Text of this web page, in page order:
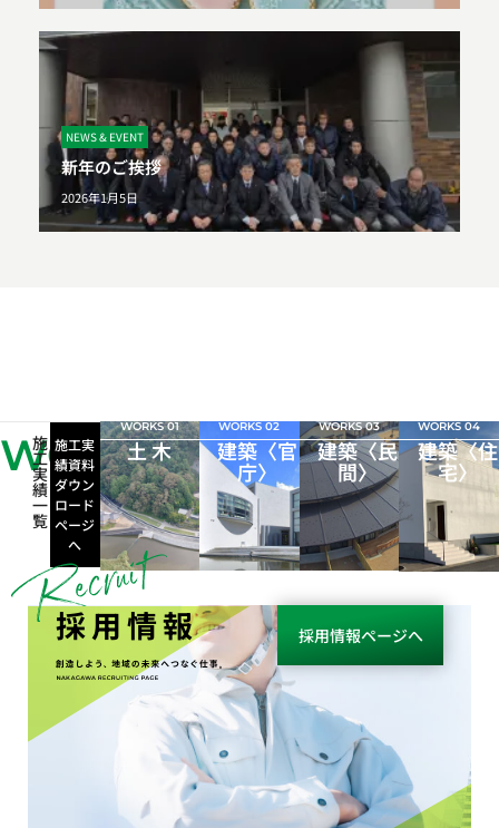
NEWS & EVENT
新年のご挨拶
2026年1月5日
WORKS
施
工
実
績
一
覧
施工実
績資料
ダウン
ロード
ページ
へ
WORKS 01
土 木
WORKS 02
建築〈官
庁〉
WORKS 03
建築〈民
間〉
WORKS 04
建築〈住
宅〉
採用情報 採用情報ページへ